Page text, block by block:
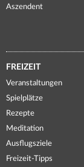
Aszendent
FREIZEIT
Veranstaltungen
Spielplätze
Rezepte
Meditation
Ausflugsziele
Freizeit-Tipps